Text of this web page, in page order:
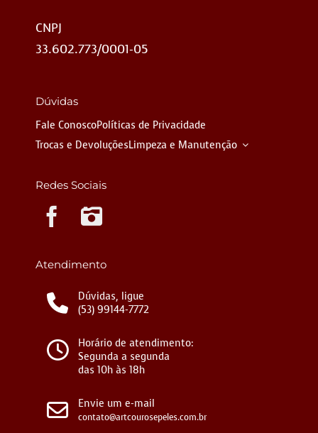
CNPJ
33.602.773/0001-05
Dúvidas
Fale ConoscoPolíticas de Privacidade
Trocas e DevoluçõesLimpeza e Manutenção
Redes Sociais
Atendimento
Dúvidas, ligue
(53) 99144-7772
Horário de atendimento:
Segunda a segunda
das 10h às 18h
Envie um e-mail
contato@artcourosepeles.com.br